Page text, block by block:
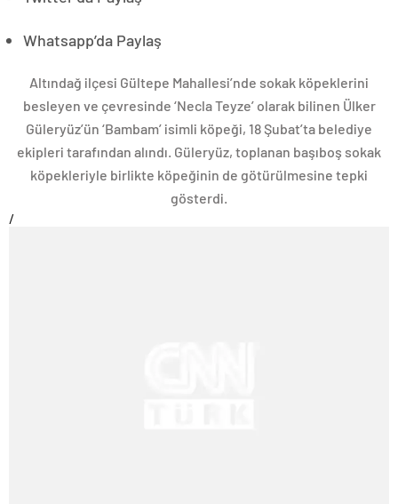
Whatsapp’da Paylaş
Altındağ ilçesi Gültepe Mahallesi’nde sokak köpeklerini
besleyen ve çevresinde ‘Necla Teyze’ olarak bilinen Ülker
Güleryüz’ün ‘Bambam’ isimli köpeği, 18 Şubat’ta belediye
ekipleri tarafından alındı. Güleryüz, toplanan başıboş sokak
köpekleriyle birlikte köpeğinin de götürülmesine tepki
gösterdi.
/